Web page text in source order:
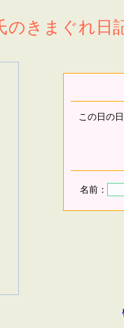
のきまぐれ日
この日の
名前：